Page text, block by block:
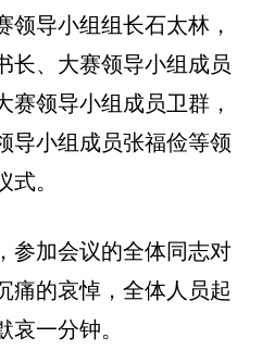
领导小组组长石太林，
长、大赛领导小组成员
赛领导小组成员卫群，
导小组成员张福俭等领
。
参加会议的全体同志对
痛的哀悼，全体人员起
哀一分钟。